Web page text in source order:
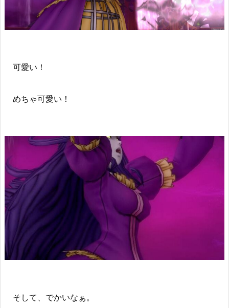
可愛い！
めちゃ可愛い！
そして、でかいなぁ。